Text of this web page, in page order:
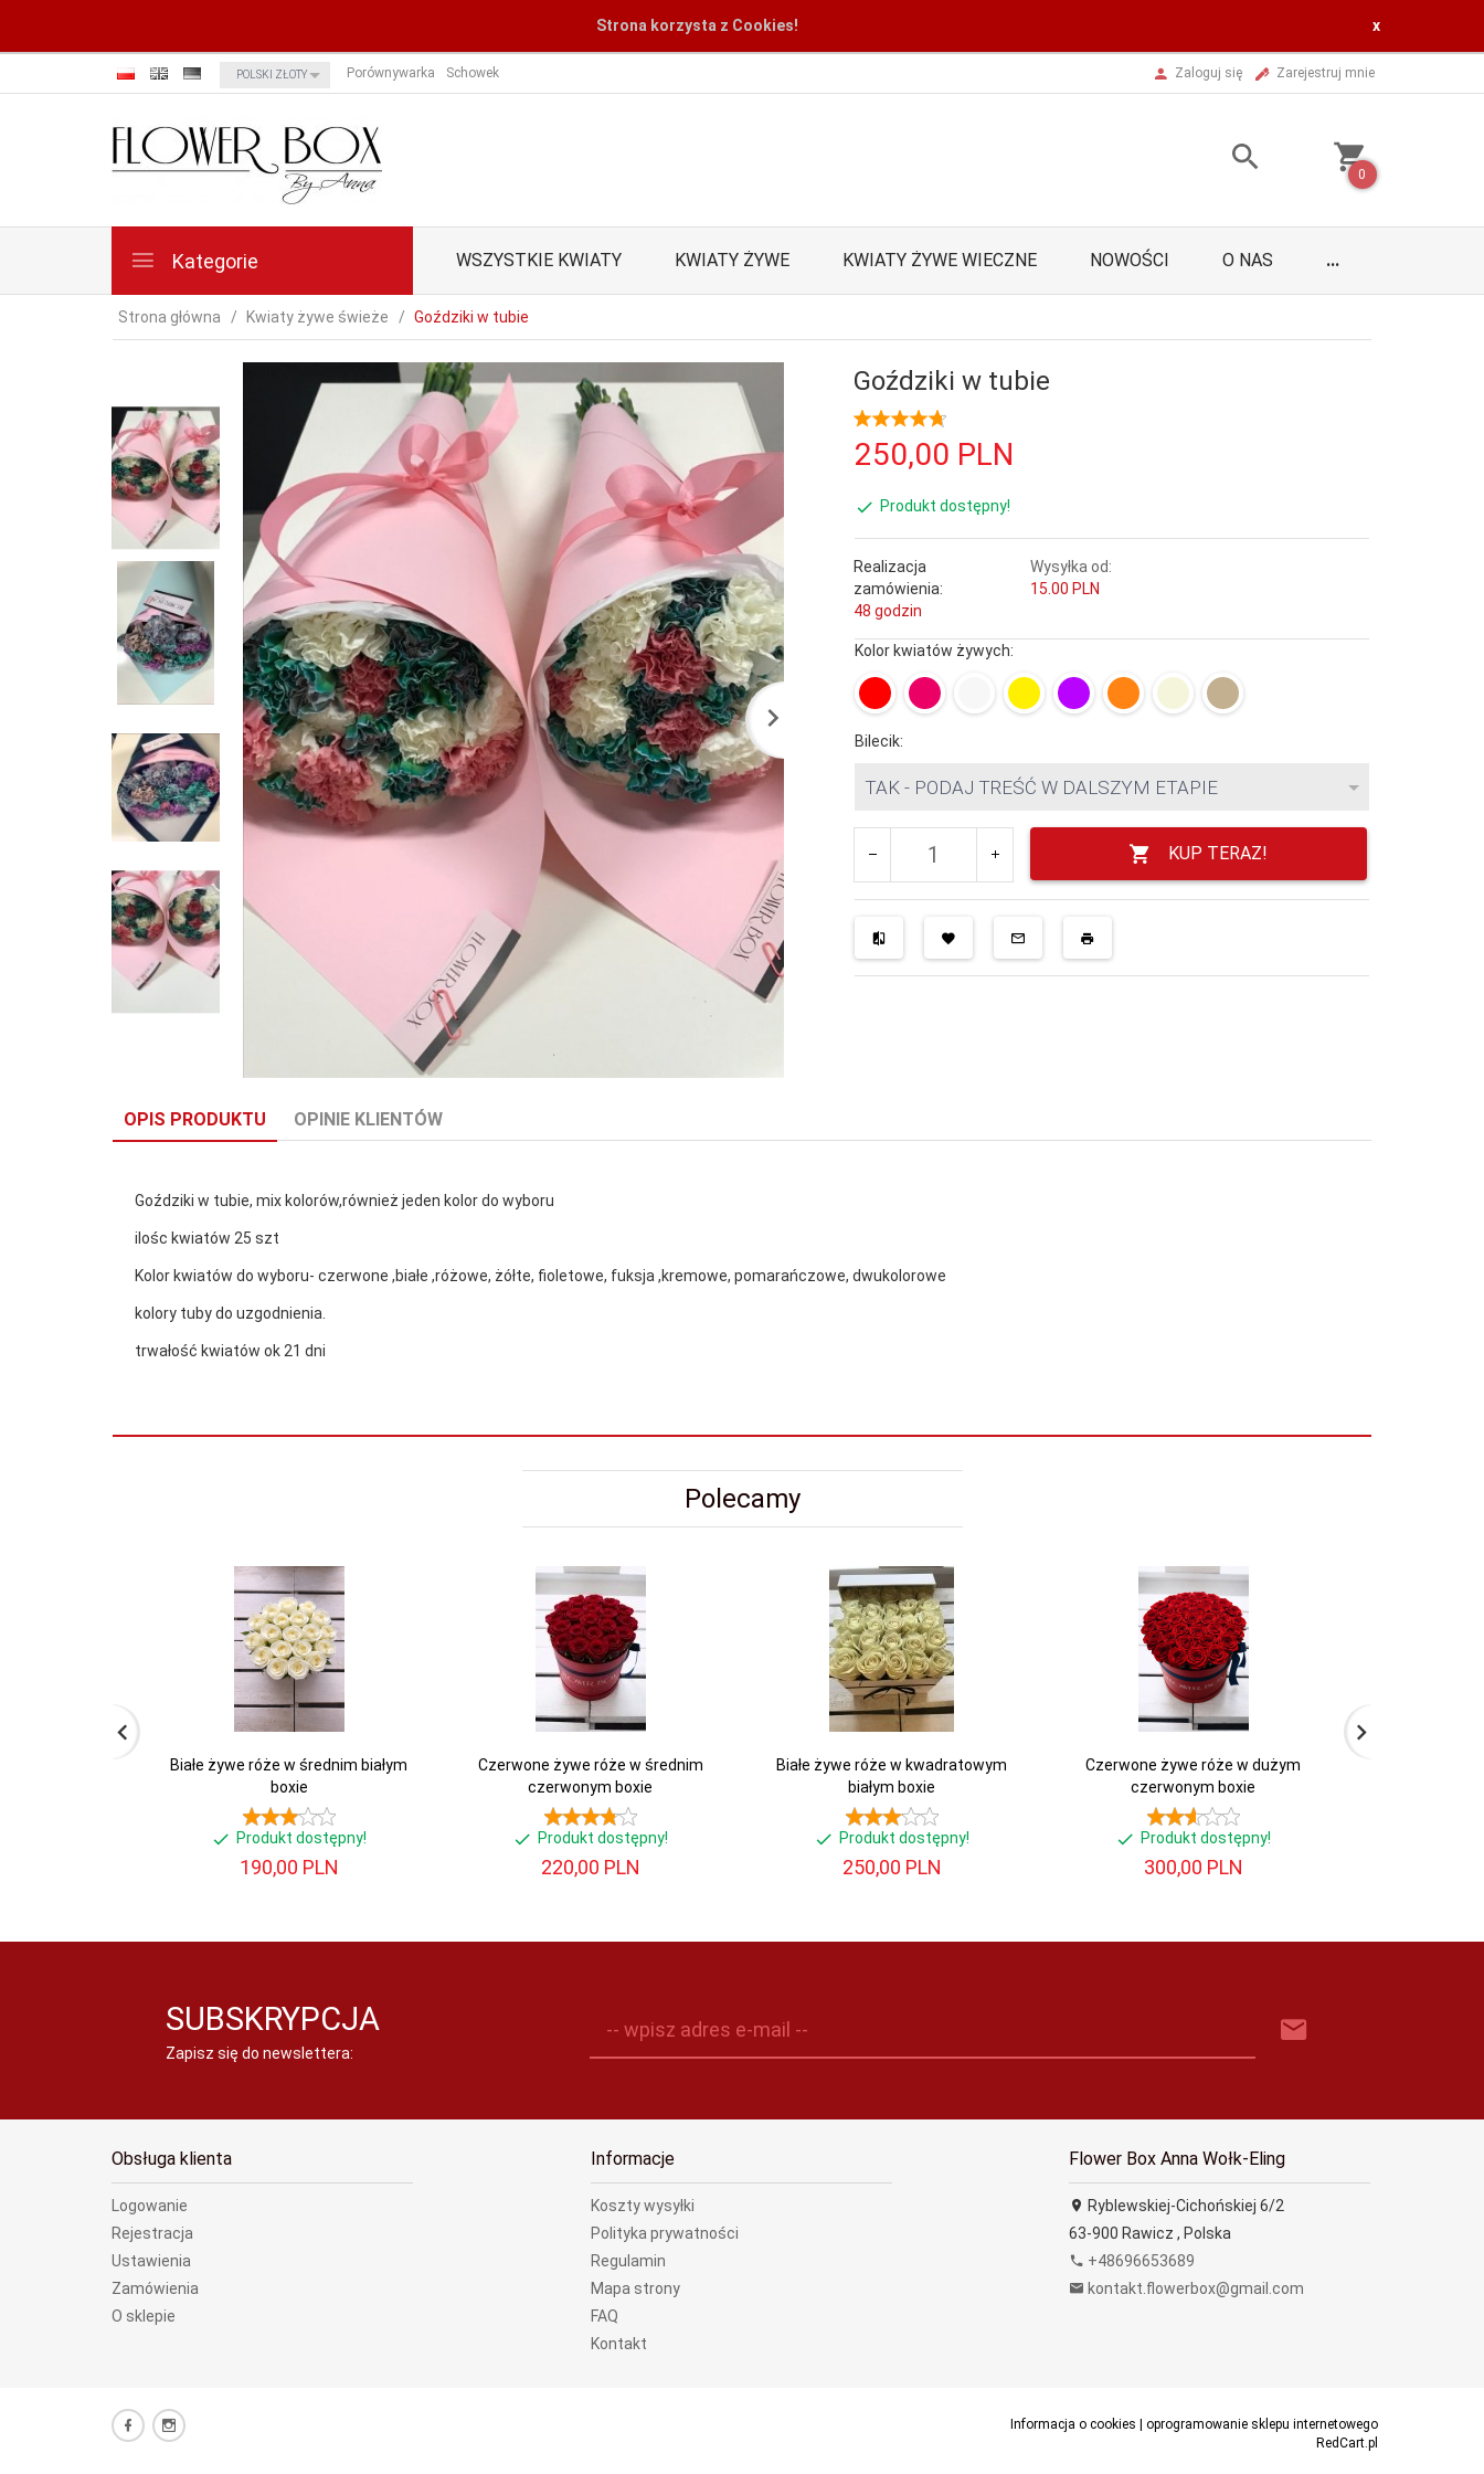
Strona korzysta z Cookies! x
currency_h
POLSKI ZŁOTY Porównywarka Schowek Zaloguj się Zarejestruj mnie
0
Kategorie WSZYSTKIE KWIATY KWIATY ŻYWE KWIATY ŻYWE WIECZNE NOWOŚCI O NAS ...
Strona główna Kwiaty żywe świeże Goździki w tubie
Goździki w tubie
250,00 PLN
Produkt dostępny!
Realizacja
zamówienia:
48 godzin
Wysyłka od:
15.00 PLN
Kolor kwiatów żywych:
Bilecik:
TAK - PODAJ TREŚĆ W DALSZYM ETAPIE
KUP TERAZ!
OPIS PRODUKTU OPINIE KLIENTÓW
Goździki w tubie, mix kolorów,również jeden kolor do wyboru
ilośc kwiatów 25 szt
Kolor kwiatów do wyboru- czerwone ,białe ,różowe, żółte, fioletowe, fuksja ,kremowe, pomarańczowe, dwukolorowe
kolory tuby do uzgodnienia.
trwałość kwiatów ok 21 dni
Polecamy
Białe żywe róże w średnim białym
boxie
Produkt dostępny!
190,00 PLN
Czerwone żywe róże w średnim
czerwonym boxie
Produkt dostępny!
220,00 PLN
Białe żywe róże w kwadratowym
białym boxie
Produkt dostępny!
250,00 PLN
Czerwone żywe róże w dużym
czerwonym boxie
Produkt dostępny!
300,00 PLN
SUBSKRYPCJA
Zapisz się do newslettera:
-- wpisz adres e-mail --
Obsługa klienta
Logowanie
Rejestracja
Ustawienia
Zamówienia
O sklepie
Informacje
Koszty wysyłki
Polityka prywatności
Regulamin
Mapa strony
FAQ
Kontakt
Flower Box Anna Wołk-Eling
Ryblewskiej-Cichońskiej 6/2
63-900 Rawicz , Polska
+48696653689
kontakt.flowerbox@gmail.com
Informacja o cookies | oprogramowanie sklepu internetowego
RedCart.pl